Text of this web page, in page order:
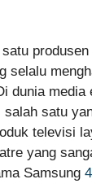
selalu
dunia media
salah satu
televisi
yang
Samsung